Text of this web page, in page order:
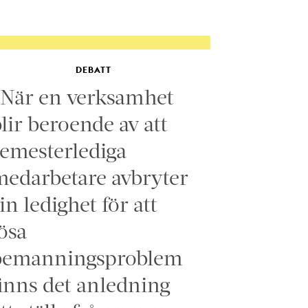
DEBATT
en verksamhet
beroende av att
avbryter
ledighet för att
det anledning